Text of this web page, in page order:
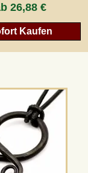
26,88 €
Kaufen